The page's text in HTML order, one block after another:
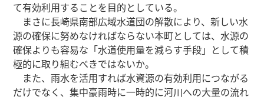
て有効利用することを目的としている。
まさに長崎県南部広域水道団の解散により、新しい水
源の確保に努めなければならない本町としては、水源の
確保よりも容易な「水道使用量を減らす手段」として積
極的に取り組むべきではないか。
また、雨水を活用すれば水資源の有効利用につながる
だけでなく、集中豪雨時に一時的に河川への大量の流れ